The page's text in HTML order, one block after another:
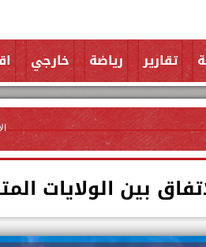
تقارير رياضة خارجي
بين الولايات